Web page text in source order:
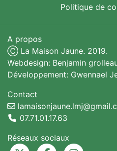
Politique de
A propos
Ⓒ La Maison Jaune. 2019.
Webdesign: Benjamin
Développement: Gwennael
Contact
07.71.01.17.63
Réseaux sociaux